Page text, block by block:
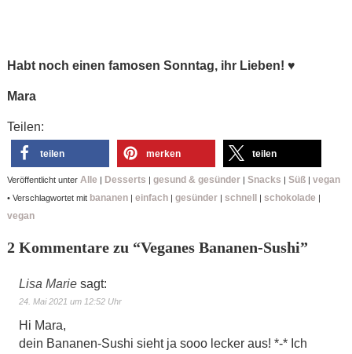
Habt noch einen famosen Sonntag, ihr Lieben! ♥
Mara
Teilen:
teilen merken teilen
Veröffentlicht unter Alle | Desserts | gesund & gesünder| Snacks | Süß| vegan
• Verschlagwortet mit bananen| einfach| gesünder| schnell | schokolade |
vegan
2 Kommentare zu “Veganes Bananen-Sushi”
Lisa Marie sagt:
24. Mai 2021 um 12:52 Uhr
Hi Mara,
dein Bananen-Sushi sieht ja sooo lecker aus! *-* Ich